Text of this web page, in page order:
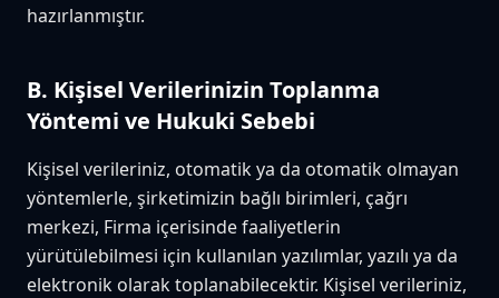
hazırlanmıştır.
B. Kişisel Verilerinizin Toplanma
Yöntemi ve Hukuki Sebebi
Kişisel verileriniz, otomatik ya da otomatik olmayan
yöntemlerle, şirketimizin bağlı birimleri, çağrı
merkezi, Firma içerisinde faaliyetlerin
yürütülebilmesi için kullanılan yazılımlar, yazılı ya da
elektronik olarak toplanabilecektir. Kişisel verileriniz,